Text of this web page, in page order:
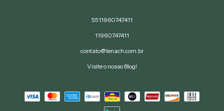
5511960747411
11960747411
contato@lenach.com.br
Visite o nosso Blog!